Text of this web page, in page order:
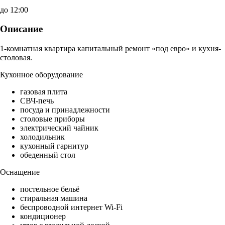
до 12:00
Описание
1-комнатная квартира капитальный ремонт «под евро» и кухня-
столовая.
Кухонное оборудование
газовая плита
СВЧ-печь
посуда и принадлежности
столовые приборы
электрический чайник
холодильник
кухонный гарнитур
обеденный стол
Оснащение
постельное бельё
стиральная машина
беспроводной интернет Wi-Fi
кондиционер